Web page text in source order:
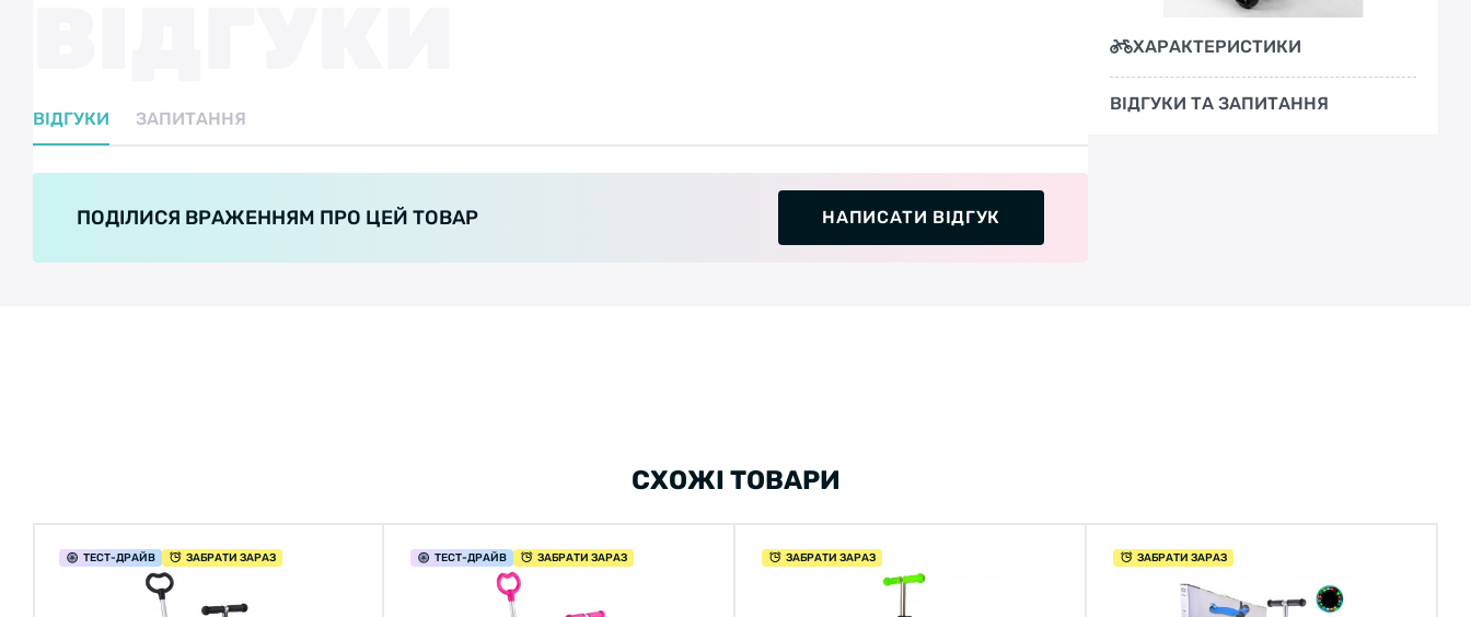
ВІДГУКИ ЗАПИТАННЯ
ПОДІЛИСЯ ВРАЖЕННЯМ ПРО ЦЕЙ ТОВАР НАПИСАТИ ВІДГУК
ХАРАКТЕРИСТИКИ
ВІДГУКИ ТА ЗАПИТАННЯ
СХОЖІ ТОВАРИ
ТЕСТ-ДРАЙВ ЗАБРАТИ ЗАРАЗ ТЕСТ-ДРАЙВ ЗАБРАТИ ЗАРАЗ ЗАБРАТИ ЗАРАЗ ЗАБРАТИ ЗАРАЗ